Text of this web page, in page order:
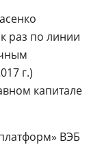
раз по линии
г.)
капитале
ВЭБ